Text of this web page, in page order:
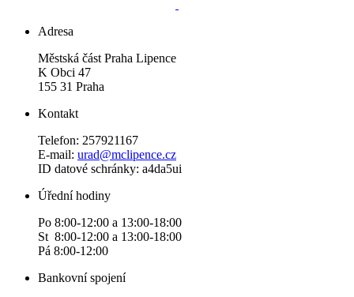
Adresa
Městská část Praha Lipence
K Obci 47
155 31 Praha
Kontakt
Telefon: 257921167
E-mail: urad@mclipence.cz
ID datové schránky: a4da5ui
Úřední hodiny
Po 8:00-12:00 a 13:00-18:00
St 8:00-12:00 a 13:00-18:00
Pá 8:00-12:00
Bankovní spojení